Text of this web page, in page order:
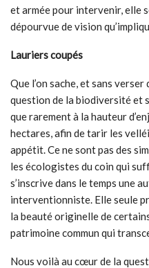
et armée pour intervenir, elle
dépourvue de vision
Lauriers coupés
Que l’on sache, et sans
question de la biodiversité et
que rarement à la hauteur
hectares, afin de tarir les
appétit. Ce ne sont pas des
les écologistes du coin qui
s’inscrive dans le temps une
interventionniste. Elle seule
la beauté originelle de
patrimoine commun qui
Nous voilà au cœur de la